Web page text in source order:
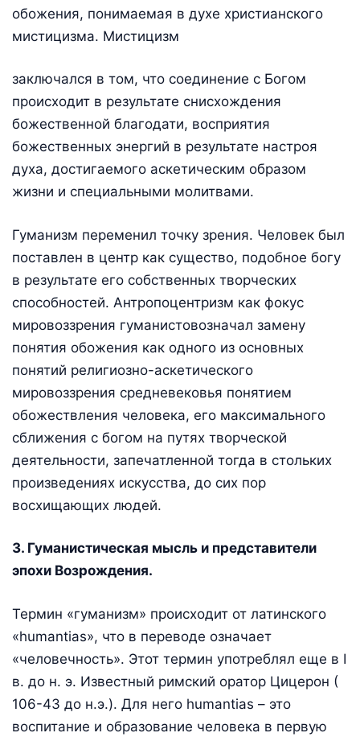
обожения, понимаемая в духе христианского
мистицизма. Мистицизм
заключался в том, что соединение с Богом
происходит в результате снисхождения
божественной благодати, восприятия
божественных энергий в результате настроя
духа, достигаемого аскетическим образом
жизни и специальными молитвами.
Гуманизм переменил точку зрения. Человек был
поставлен в центр как существо, подобное богу
в результате его собственных творческих
способностей. Антропоцентризм как фокус
мировоззрения гуманистовозначал замену
понятия обожения как одного из основных
понятий религиозно-аскетического
мировоззрения средневековья понятием
обожествления человека, его максимального
сближения с богом на путях творческой
деятельности, запечатленной тогда в стольких
произведениях искусства, до сих пор
восхищающих людей.
3. Гуманистическая мысль и представители
эпохи Возрождения.
Термин «гуманизм» происходит от латинского
«humantias», что в переводе означает
«человечность». Этот термин употреблял еще в I
в. до н. э. Известный римский оратор Цицерон (
106-43 до н.э.). Для него humantias – это
воспитание и образование человека в первую